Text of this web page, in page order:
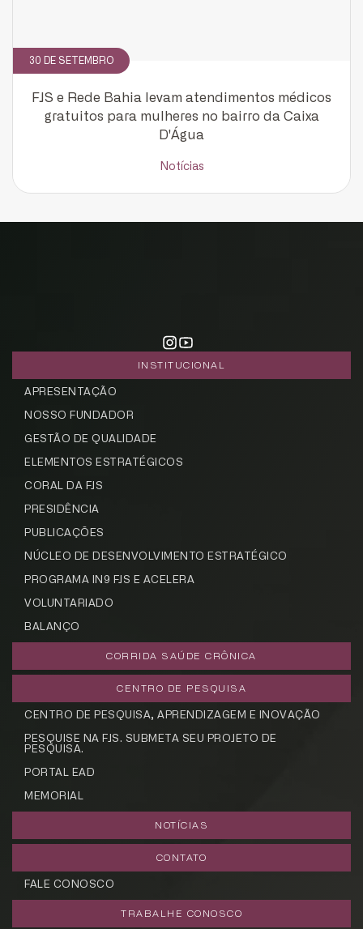
30 DE SETEMBRO
FJS e Rede Bahia levam atendimentos médicos
gratuitos para mulheres no bairro da Caixa
D'Água
Notícias
INSTITUCIONAL
APRESENTAÇÃO
NOSSO FUNDADOR
GESTÃO DE QUALIDADE
ELEMENTOS ESTRATÉGICOS
CORAL DA FJS
PRESIDÊNCIA
PUBLICAÇÕES
NÚCLEO DE DESENVOLVIMENTO ESTRATÉGICO
PROGRAMA IN9 FJS E ACELERA
VOLUNTARIADO
BALANÇO
CORRIDA SAÚDE CRÔNICA
CENTRO DE PESQUISA
CENTRO DE PESQUISA, APRENDIZAGEM E INOVAÇÃO
PESQUISE NA FJS. SUBMETA SEU PROJETO DE
PESQUISA.
PORTAL EAD
MEMORIAL
NOTÍCIAS
CONTATO
FALE CONOSCO
TRABALHE CONOSCO